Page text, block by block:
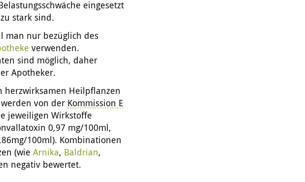
eingesetzt
stark sind.
man nur bezüglich des
verwenden.
sind möglich, daher
Apotheker.
herzwirksamen Heilpflanzen
von der Kommission E
jeweiligen Wirkstoffe
0,97 mg/100ml,
100ml). Kombinationen
(wieArnika, Baldrian,
negativ bewertet.